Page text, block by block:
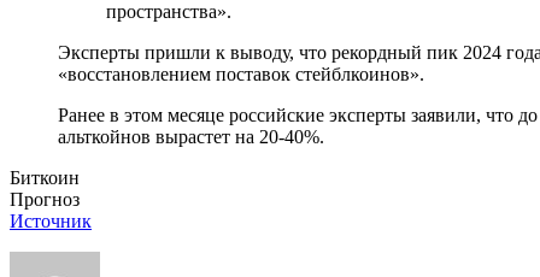
пространства».
Эксперты пришли к выводу, что рекордный пик 2024
«восстановлением поставок стейблкоинов».
Ранее в этом месяце российские эксперты заявили, что
альткойнов вырастет на 20-40%.
Биткоин
Прогноз
Источник